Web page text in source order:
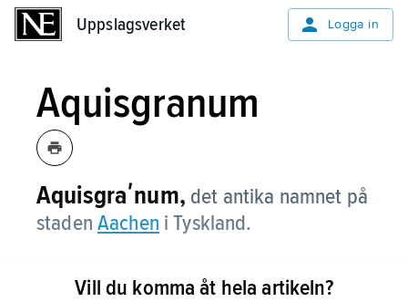
Uppslagsverket Logga in
Aquisgranum
Aquisgraʹnum, det antika namnet på
stadenAachen i Tyskland.
Vill du komma åt hela artikeln?